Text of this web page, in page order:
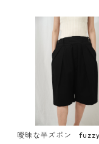
曖昧な半ズボン